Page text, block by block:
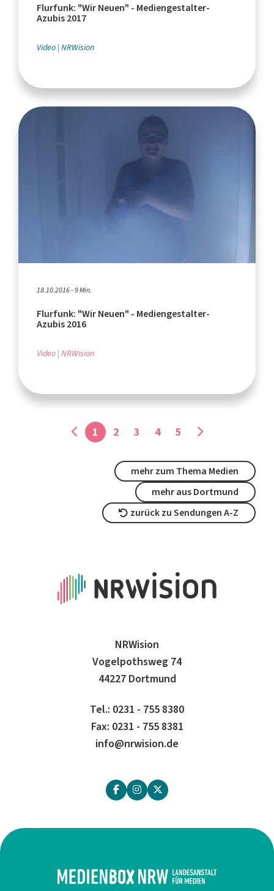
Flurfunk: "Wir Neuen" - Mediengestalter-
Azubis 2017
Video NRWision
18.10.2016 - 9 Min.
Flurfunk: "Wir Neuen" - Mediengestalter-
Azubis 2016
Video NRWision
1 2 3 4 5
mehr zum Thema Medien
mehr aus Dortmund
zurück zu Sendungen A-Z
NRWision
Vogelpothsweg 74
44227 Dortmund
Tel.: 0231 - 755 8380
Fax: 0231 - 755 8381
info@nrwision.de